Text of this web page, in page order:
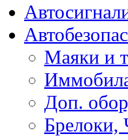
Маяки и
Доп.
Брелоки,